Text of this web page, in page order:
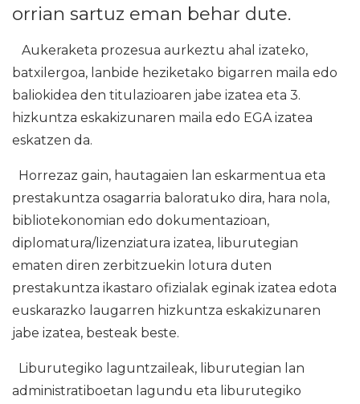
orrian sartuz eman behar dute.
Aukeraketa prozesua aurkeztu ahal izateko,
batxilergoa, lanbide heziketako bigarren maila edo
baliokidea den titulazioaren jabe izatea eta 3.
hizkuntza eskakizunaren maila edo EGA izatea
eskatzen da.
Horrezaz gain, hautagaien lan eskarmentua eta
prestakuntza osagarria baloratuko dira, hara nola,
bibliotekonomian edo dokumentazioan,
diplomatura/lizenziatura izatea, liburutegian
ematen diren zerbitzuekin lotura duten
prestakuntza ikastaro ofizialak eginak izatea edota
euskarazko laugarren hizkuntza eskakizunaren
jabe izatea, besteak beste.
Liburutegiko laguntzaileak, liburutegian lan
administratiboetan lagundu eta liburutegiko